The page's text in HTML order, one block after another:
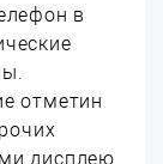
в
отметин
дисплею